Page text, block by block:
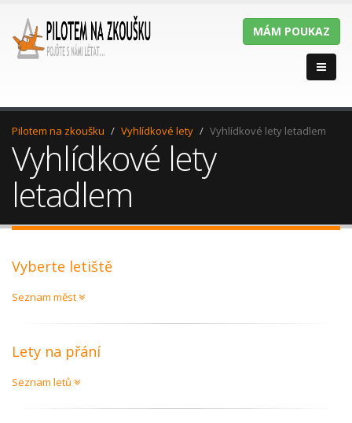
MÁM POUKAZ
Pilotem na zkoušku Vyhlídkové lety Vyhlídkové lety letadlem
Vyhlídkové lety
letadlem
Vyberte letiště
Seznam měst
Lety na přání
Seznam letů